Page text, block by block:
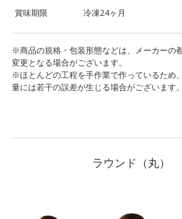
賞味期限 冷凍24ヶ月
※商品の規格・包装形態などは、メーカーの
変更となる場合がございます。
※ほとんどの工程を手作業で作っているため
量には若干の誤差が生じる場合がございます
ラウンド（丸）